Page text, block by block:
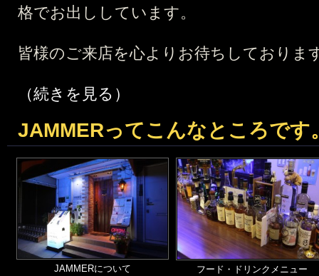
格でお出ししています。
皆様のご来店を心よりお待ちしておりま
（続きを見る）
JAMMERってこんなところです
JAMMERについて フード・ドリンクメニュー